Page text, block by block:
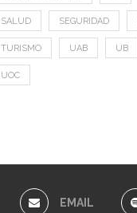
SALUD SEGURIDAD
TURISMO UAB UB
UOC
EMAIL